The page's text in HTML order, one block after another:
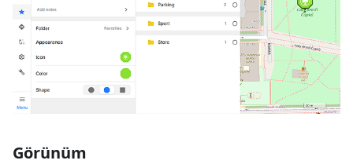
Görünüm